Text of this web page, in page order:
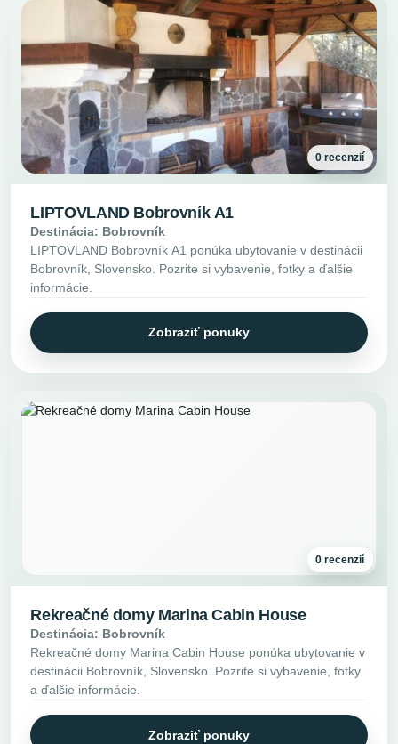
0 recenzií
LIPTOVLAND Bobrovník A1
Destinácia: Bobrovník
LIPTOVLAND Bobrovník A1 ponúka ubytovanie v destinácii
Bobrovník, Slovensko. Pozrite si vybavenie, fotky a ďalšie
informácie.
Zobraziť ponuky
0 recenzií
Rekreačné domy Marina Cabin House
Destinácia: Bobrovník
Rekreačné domy Marina Cabin House ponúka ubytovanie v
destinácii Bobrovník, Slovensko. Pozrite si vybavenie, fotky
a ďalšie informácie.
Zobraziť ponuky